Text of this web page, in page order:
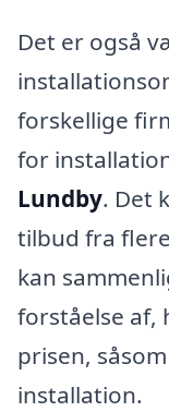
Det er også
forskellige
for
Lundby. Det
tilbud fra
kan
forståelse af,
prisen,
installation.